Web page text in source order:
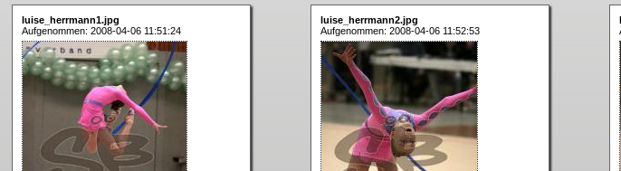
luise_herrmann1.jpg
Aufgenommen: 2008-04-06 11:51:24
luise_herrmann2.jpg
Aufgenommen: 2008-04-06 11:52:53